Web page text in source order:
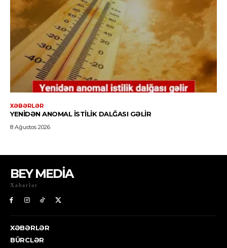
BEY MEDİA
Xəbərlər
XƏBƏRLƏR
BÜRCLƏR